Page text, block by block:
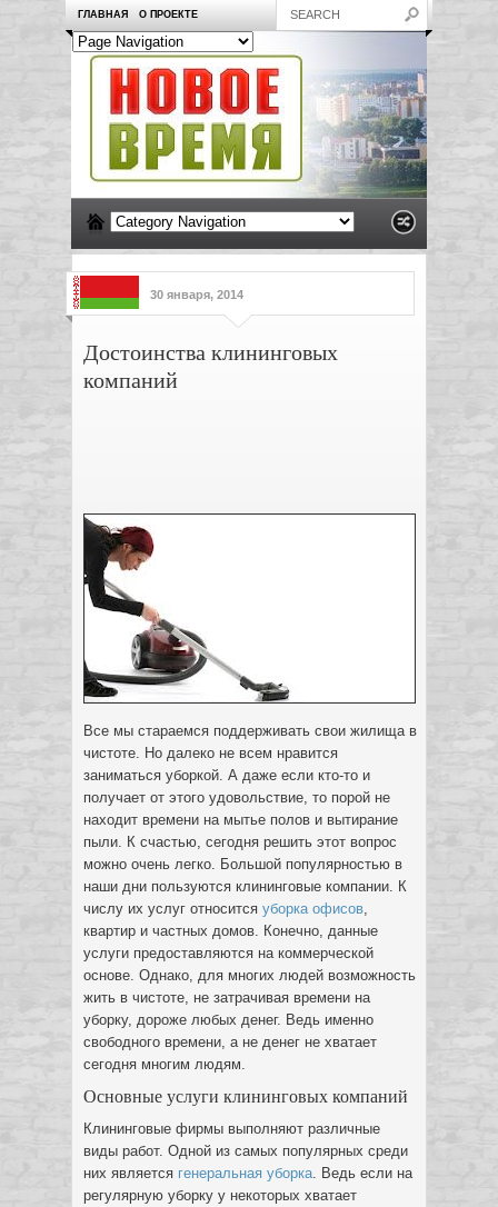
ГЛАВНАЯ О ПРОЕКТЕ
30 января, 2014
Достоинства клининговых
компаний
Все мы стараемся поддерживать свои жилища в
чистоте. Но далеко не всем нравится
заниматься уборкой. А даже если кто-то и
получает от этого удовольствие, то порой не
находит времени на мытье полов и вытирание
пыли. К счастью, сегодня решить этот вопрос
можно очень легко. Большой популярностью в
наши дни пользуются клининговые компании. К
числу их услуг относится уборка офисов,
квартир и частных домов. Конечно, данные
услуги предоставляются на коммерческой
основе. Однако, для многих людей возможность
жить в чистоте, не затрачивая времени на
уборку, дороже любых денег. Ведь именно
свободного времени, а не денег не хватает
сегодня многим людям.
Основные услуги клининговых компаний
Клининговые фирмы выполняют различные
виды работ. Одной из самых популярных среди
них является генеральная уборка. Ведь если на
регулярную уборку у некоторых хватает